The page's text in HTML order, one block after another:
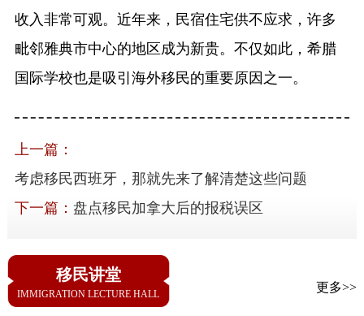
收入非常可观。近年来，民宿住宅供不应求，许多
毗邻雅典市中心的地区成为新贵。不仅如此，希腊
国际学校也是吸引海外移民的重要原因之一。
上一篇：
考虑移民西班牙，那就先来了解清楚这些问题
下一篇： 盘点移民加拿大后的报税误区
移民讲堂
IMMIGRATION LECTURE HALL 更多>>